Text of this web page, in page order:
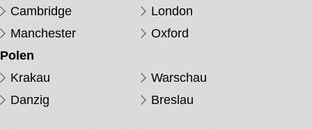
Cambridge
London
Manchester
Oxford
Polen
Krakau
Warschau
Danzig
Breslau